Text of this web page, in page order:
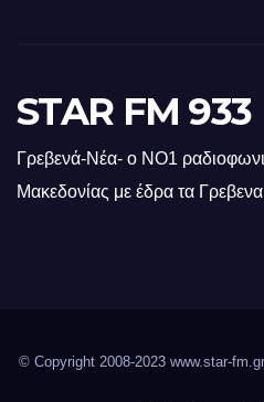
STAR FM 933
Γρεβενά-Νέα- ο ΝΟ1
Μακεδονίας με έδρα τα Γρεβενα
© Copyright 2008-2023 www.star-fm.gr